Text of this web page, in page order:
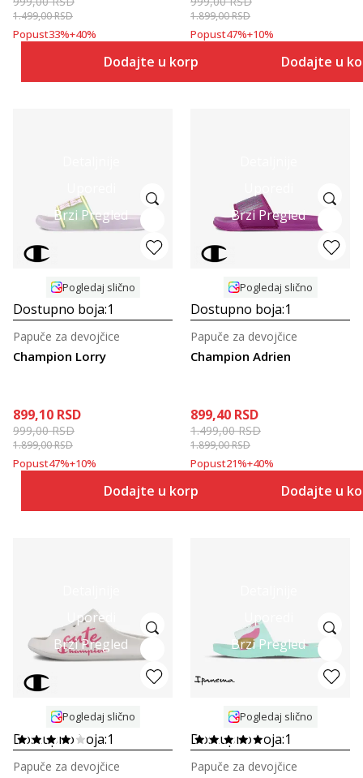
1.499,00RSD
Popust33%+40%
Dodajte u korpu
1.899,00RSD
Popust47%+10%
Dodajte u
Brzi Pregled
Pogledaj slično
Dostupno boja:1
Champion Lorry
Papuče za devojčice
899,10 RSD
999,00RSD
1.899,00RSD
Popust47%+10%
Dodajte u korpu
Brzi Pregled
Pogledaj slično
Dostupno boja:1
Champion Adrien
Papuče za devojčice
899,40 RSD
1.499,00RSD
1.899,00RSD
Popust21%+40%
Dodajte u
Uporedi
Brzi Pregled
Pogledaj slično
Dostupno boja:1
Papuče za devojčice
Uporedi
Brzi Pregled
Pogledaj slično
Dostupno boja:1
Papuče za devojčice